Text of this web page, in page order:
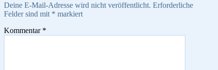
Deine E-Mail-Adresse wird nicht veröffentlicht. Erforderliche
Felder sind mit * markiert
Kommentar *